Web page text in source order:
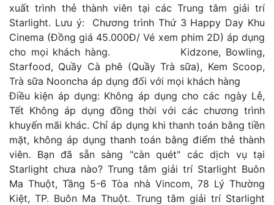
xuất trình thẻ thành viên tại các Trung tâm giải trí
Starlight. Lưu ý: Chương trình Thứ 3 Happy Day Khu
Cinema (Đồng giá 45.000Đ/ Vé xem phim 2D) áp dụng
cho mọi khách hàng. Kidzone, Bowling,
Starfood, Quầy Cà phê (Quầy Trà sữa), Kem Scoop,
Trà sữa Nooncha áp dụng đối với mọi khách hàng
Điều kiện áp dụng: Không áp dụng cho các ngày Lễ,
Tết Không áp dụng đồng thời với các chương trình
khuyến mãi khác. Chỉ áp dụng khi thanh toán bằng tiền
mặt, không áp dụng thanh toán bằng điểm thẻ thành
viên. Bạn đã sẵn sàng "càn quét" các dịch vụ tại
Starlight chưa nào? Trung tâm giải trí Starlight Buôn
Ma Thuột, Tầng 5-6 Tòa nhà Vincom, 78 Lý Thường
Kiệt, TP. Buôn Ma Thuột. Trung tâm giải trí Starlight